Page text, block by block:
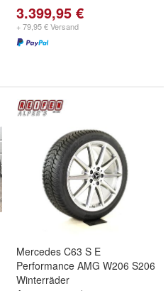
3.399,95 €
+ 79,95 € Versand
Mercedes C63 S E
Performance AMG W206 S206
Winterräder